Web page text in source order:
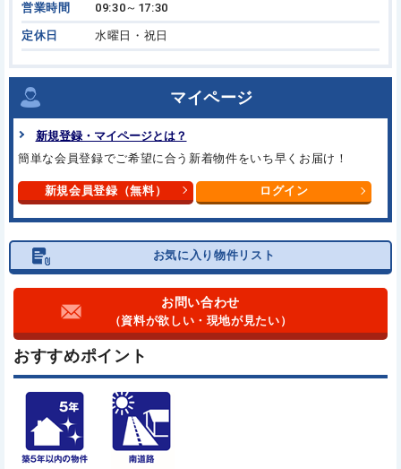
営業時間 09:30～17:30
定休日 水曜日・祝日
マイページ
新規登録・マイページとは？
簡単な会員登録でご希望に合う 新着物件をいち早くお届け！
新規会員登録（無料） ログイン
お気に入り物件リスト
お問い合わせ
（資料が欲しい・現地が見たい）
おすすめポイント